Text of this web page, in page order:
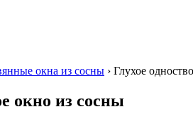
окна из сосны › Глухое
окно из сосны